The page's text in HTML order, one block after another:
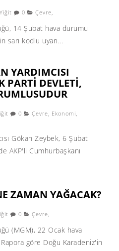
0 Çevre,
14 Şubat hava durumu
sarı kodlu uyarı...
YARDIMCISI
PARTI DEVLETI,
0 Çevre, Ekonomi,
Gökan Zeybek, 6 Şubat
AKP'li Cumhurbaşkanı
ZAMAN YAĞACAK?
0 Çevre,
(MGM), 22 Ocak hava
göre Doğu Karadeniz'in